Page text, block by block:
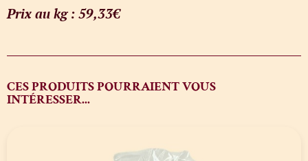
Prix au kg : 59,33€
CES PRODUITS POURRAIENT VOUS
INTÉRESSER...